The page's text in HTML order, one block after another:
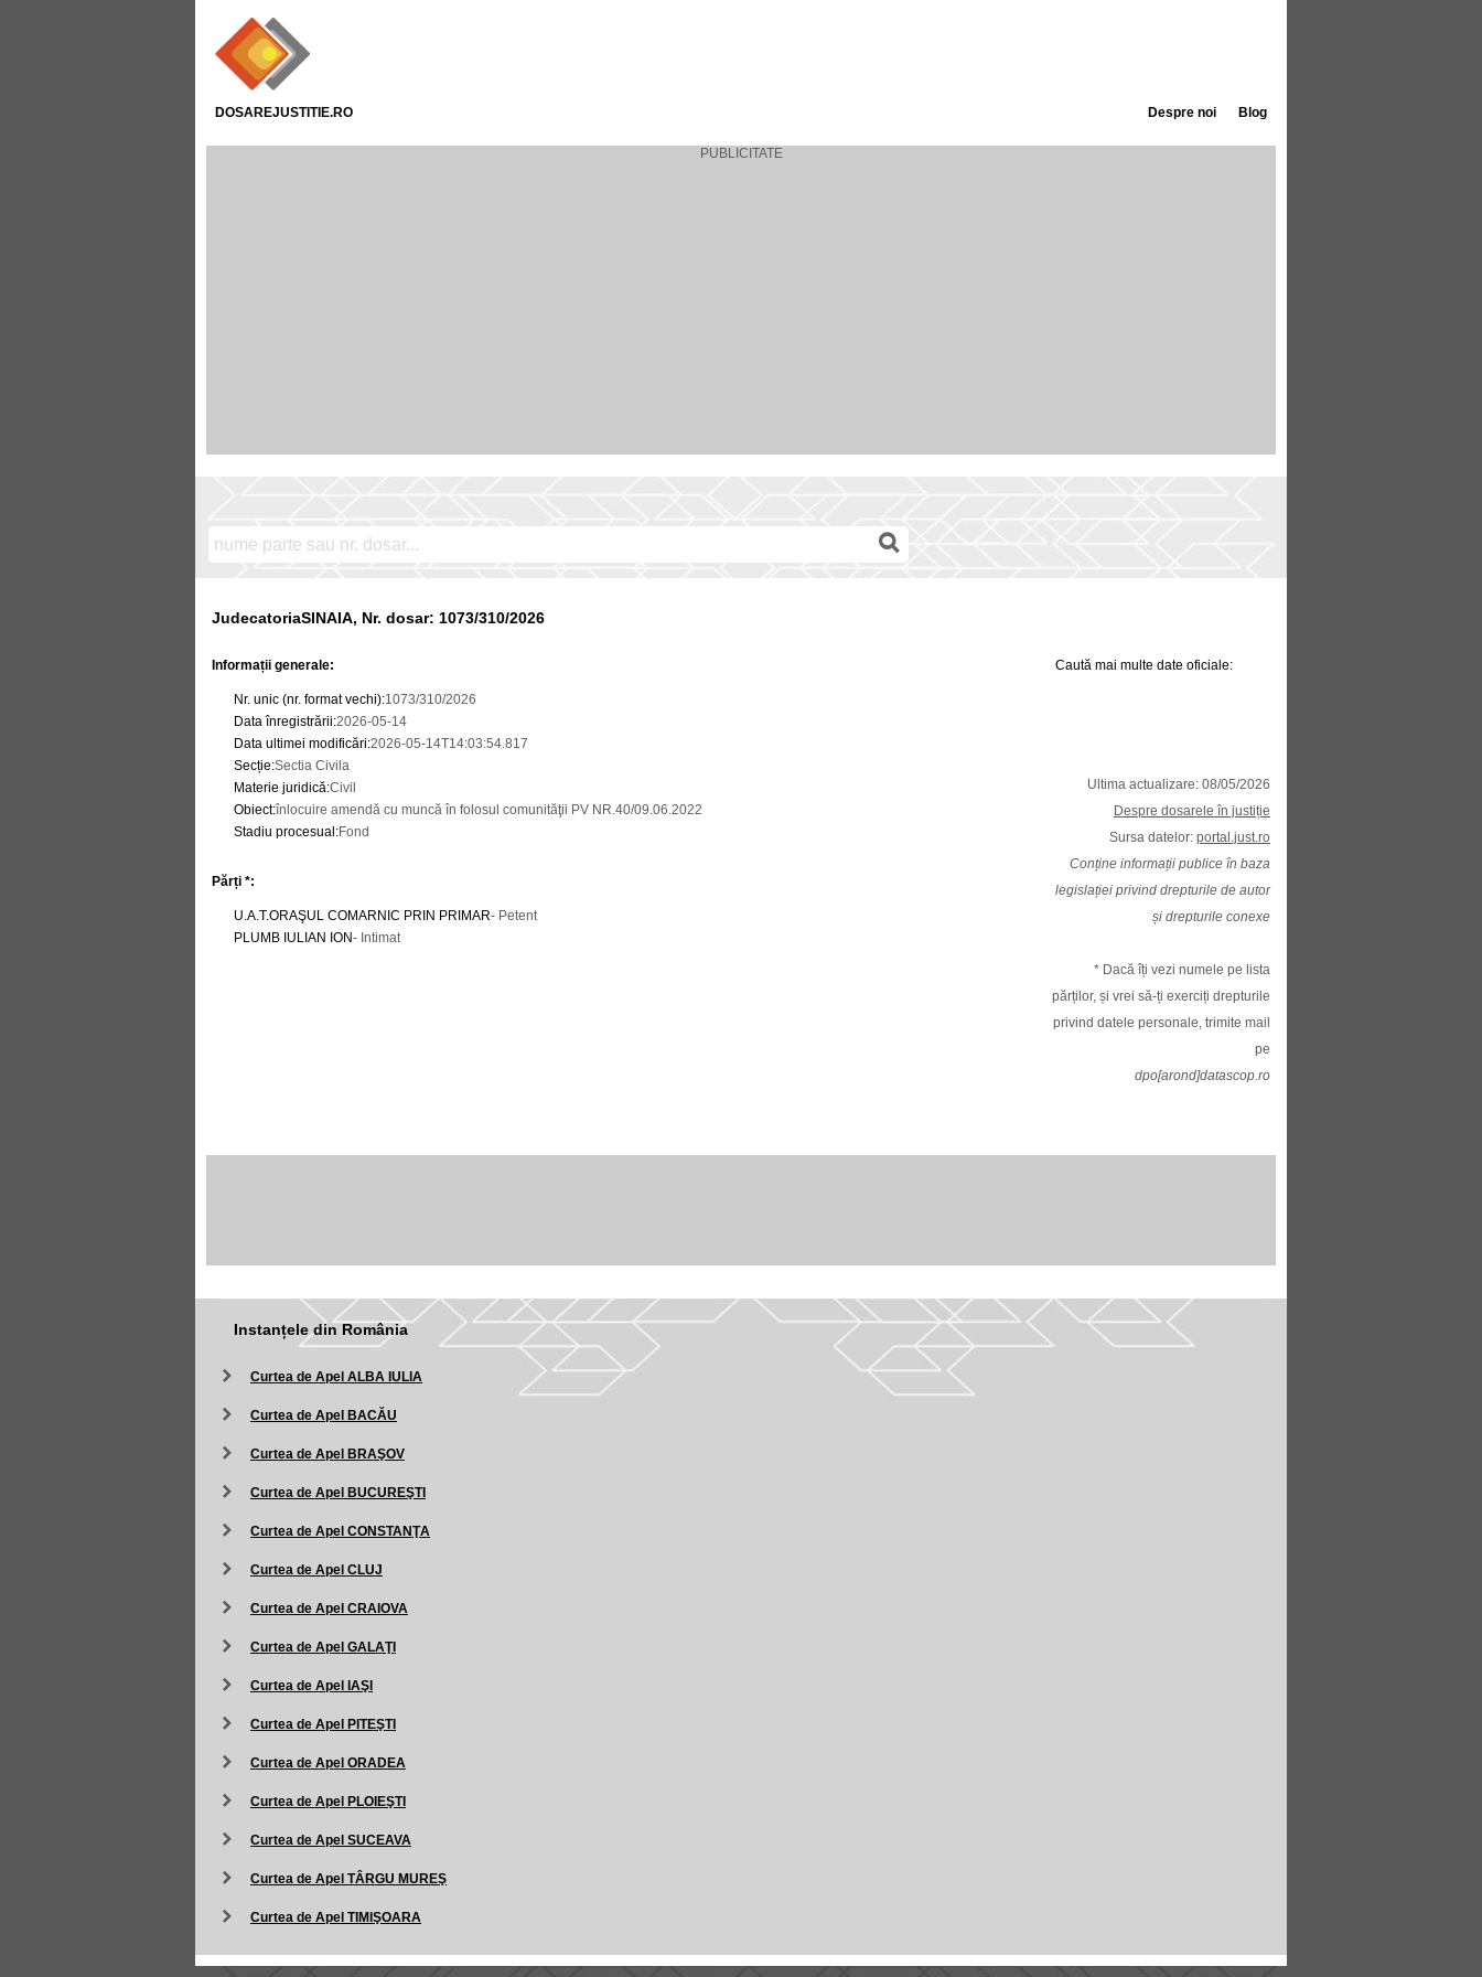
DOSAREJUSTITIE.RO Blog
Despre noi
JudecatoriaSINAIA, Nr. dosar: 1073/310/2026
Informații generale:
Nr. unic (nr. format vechi):1073/310/2026
Data înregistrării:2026-05-14
Data ultimei modificări:2026-05-14T14:03:54.817
Secție:Sectia Civila
Materie juridică:Civil
Obiect:înlocuire amendă cu muncă în folosul comunităţii PV NR.40/09.06.2022
Stadiu procesual :Fond
Părți *:
U.A.T.ORAŞUL COMARNIC PRIN PRIMAR- Petent
PLUMB IULIAN ION- Intimat
Caută mai multe date oficiale:
Ultima actualizare: 08/05/2026
Despre dosarele în justiție
Sursa datelor: portal.just.ro
Conține informații publice în baza
legislației privind drepturile de autor
și drepturile conexe
* Dacă îți vezi numele pe lista
părților, și vrei să-ți exerciți drepturile
privind datele personale, trimite mail
pe
dpo[arond]datascop.ro
Instanțele din România
Curtea de Apel ALBA IULIA
Curtea de Apel BACĂU
Curtea de Apel BRAŞOV
Curtea de Apel BUCUREŞTI
Curtea de Apel CONSTANŢA
Curtea de Apel CLUJ
Curtea de Apel CRAIOVA
Curtea de Apel GALAŢI
Curtea de Apel IAŞI
Curtea de Apel PITEŞTI
Curtea de Apel ORADEA
Curtea de Apel PLOIEŞTI
Curtea de Apel SUCEAVA
Curtea de Apel TÂRGU MUREŞ
Curtea de Apel TIMIŞOARA